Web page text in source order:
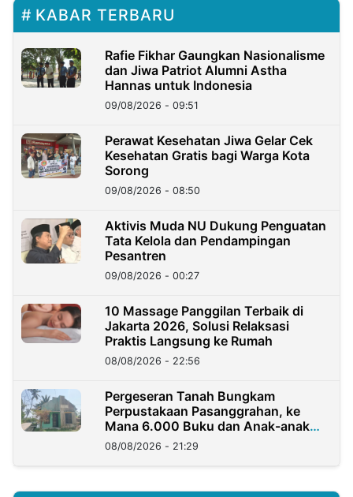
KABAR TERBARU
Rafie Fikhar Gaungkan Nasionalisme
dan Jiwa Patriot Alumni Astha
Hannas untuk Indonesia
09/08/2026 - 09:51
Perawat Kesehatan Jiwa Gelar Cek
Kesehatan Gratis bagi Warga Kota
Sorong
09/08/2026 - 08:50
Aktivis Muda NU Dukung Penguatan
Tata Kelola dan Pendampingan
Pesantren
09/08/2026 - 00:27
10 Massage Panggilan Terbaik di
Jakarta 2026, Solusi Relaksasi
Praktis Langsung ke Rumah
08/08/2026 - 22:56
Pergeseran Tanah Bungkam
Perpustakaan Pasanggrahan, ke
Mana 6.000 Buku dan Anak-anak
Kini?
08/08/2026 - 21:29